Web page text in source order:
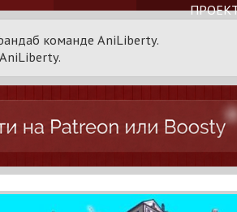
команде AniLiberty.